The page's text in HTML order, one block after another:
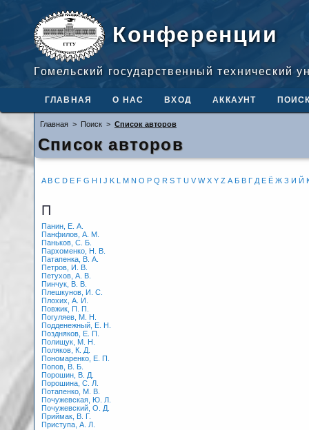
Конференции
Гомельский государственный технический
ГЛАВНАЯ О НАС ВХОД АККАУНТ
Главная > Поиск > Список авторов
Список авторов
A B C D E F G H I J K L M N O P Q R S T U V W X Y Z А Б В Г Д Е Ё Ж З И Й
П
Панин, Е. А.
Панфилов, А. М.
Паньков, С. Б.
Пархоменко, Н. В.
Патапенка, В. А.
Петров, И. В.
Петухов, А. В.
Пинчук, В. В.
Плешкунов, И. С.
Плохих, А. И.
Повжик, П. П.
Погуляев, М. Н.
Подденежный, Е. Н.
Поздняков, Е. П.
Полищук, М. Н.
Поляков, К. Д.
Пономаренко, Е. П.
Попов, В. Б.
Порошин, В. Д.
Порошина, С. Л.
Потапенко, М. В.
Почужевская, Ю. Л.
Почужевский, О. Д.
Приймак, В. Г.
Приступа, А. Л.